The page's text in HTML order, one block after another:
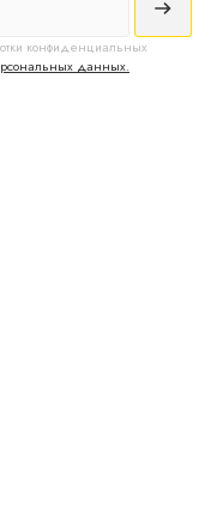
конфиденциальных
данных.